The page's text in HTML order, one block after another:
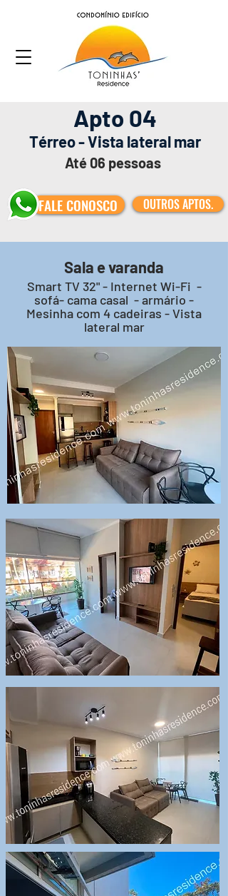
Apto 04
Térreo - Vista lateral mar
Até 06 pessoas
FALE CONOSCO OUTROS APTOS.
Sala e varanda
Smart TV 32" - Internet Wi-Fi -
sofá- cama casal - armário -
Mesinha com 4 cadeiras - Vista
lateral mar